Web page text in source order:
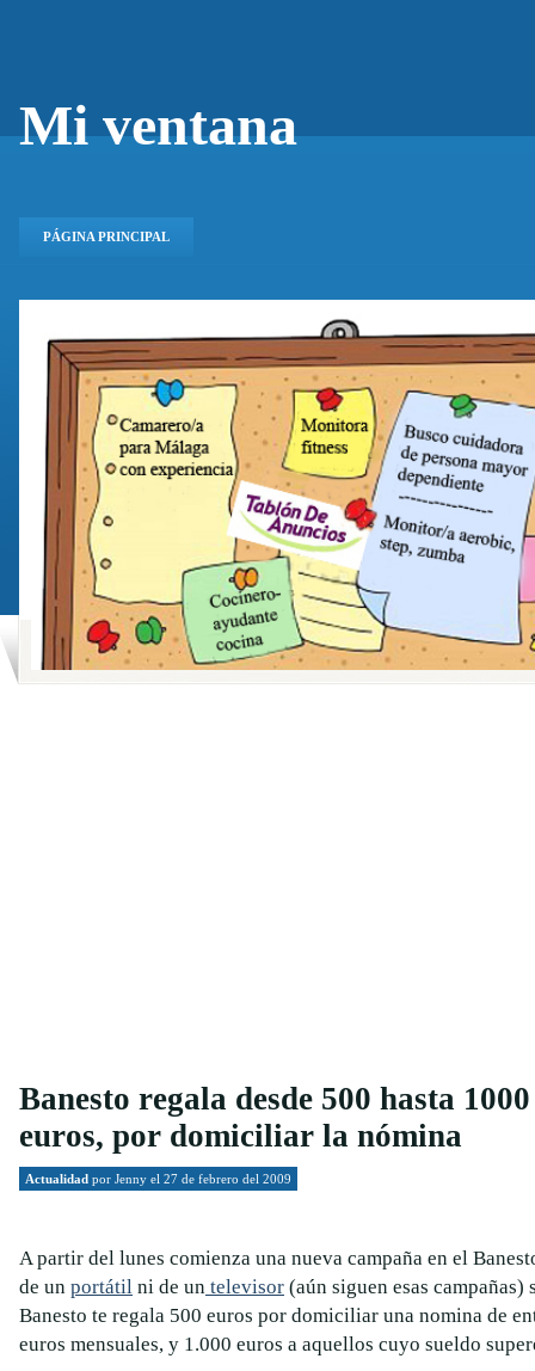
Mi ventana
PÁGINA PRINCIPAL
Banesto regala desde 500 hasta 1000
euros, por domiciliar la nómina
Actualidad por Jenny el 27 de febrero del 2009
A partir del lunes comienza una nueva campaña en el
de un portátil ni de un televisor (aún siguen esas campañas)
Banesto te regala 500 euros por domiciliar una nomina de
euros mensuales, y 1.000 euros a aquellos cuyo sueldo